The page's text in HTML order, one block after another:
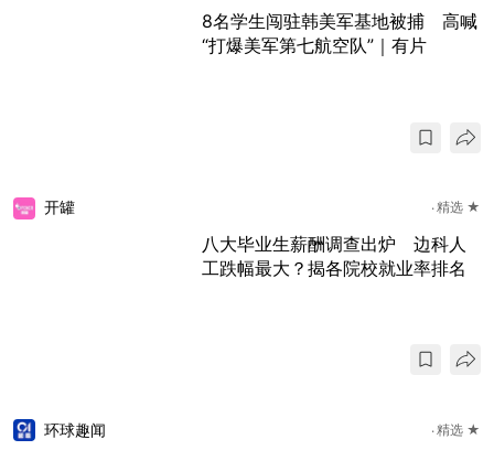
8名学生闯驻韩美军基地被捕 高喊
“打爆美军第七航空队”｜有片
开罐 精选 ★
八大毕业生薪酬调查出炉 边科人
工跌幅最大？揭各院校就业率排名
环球趣闻 精选 ★